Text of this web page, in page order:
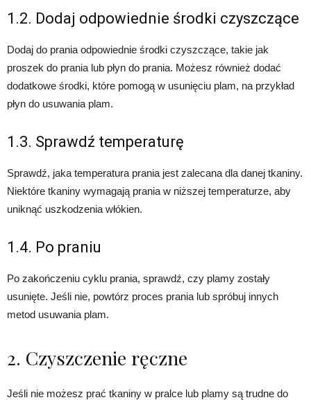
1.2. Dodaj odpowiednie środki czyszczące
Dodaj do prania odpowiednie środki czyszczące, takie jak
proszek do prania lub płyn do prania. Możesz również dodać
dodatkowe środki, które pomogą w usunięciu plam, na przykład
płyn do usuwania plam.
1.3. Sprawdź temperaturę
Sprawdź, jaka temperatura prania jest zalecana dla danej tkaniny.
Niektóre tkaniny wymagają prania w niższej temperaturze, aby
uniknąć uszkodzenia włókien.
1.4. Po praniu
Po zakończeniu cyklu prania, sprawdź, czy plamy zostały
usunięte. Jeśli nie, powtórz proces prania lub spróbuj innych
metod usuwania plam.
2. Czyszczenie ręczne
Jeśli nie możesz prać tkaniny w pralce lub plamy są trudne do